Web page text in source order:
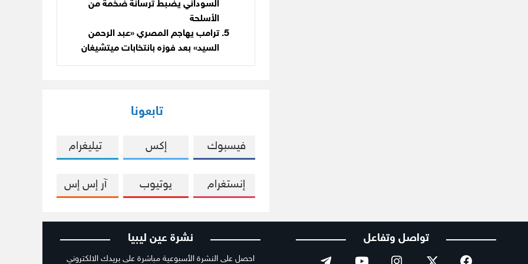
السوداني يضبط ترسانة ضخمة من
الأسلحة
ترامب يهاجم المصري «عبد الرحمن
السيد» بعد فوزه بانتخابات ميتشيغان
تابعونا
فيسبوك إكس تيليغرام
إنستغرام يوتيوب آر إس إس
تواصل وتفاعل نشرة عين ليبيا
احصل على النشرة الأسبوعية مباشرة على بريدك الالكتروني